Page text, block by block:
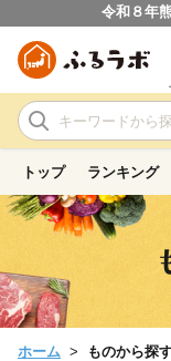
令和８年
トップ ランキング
ホーム ものから探